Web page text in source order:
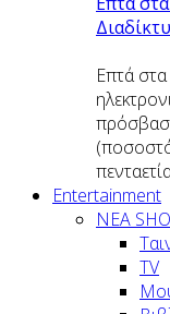
Επτά
Entertainment
ΝΕΑ
TV